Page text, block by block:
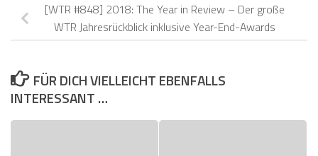
[WTR #848] 2018: The Year in Review – Der große
WTR Jahresrückblick inklusive Year-End-Awards
FÜR DICH VIELLEICHT EBENFALLS
INTERESSANT …